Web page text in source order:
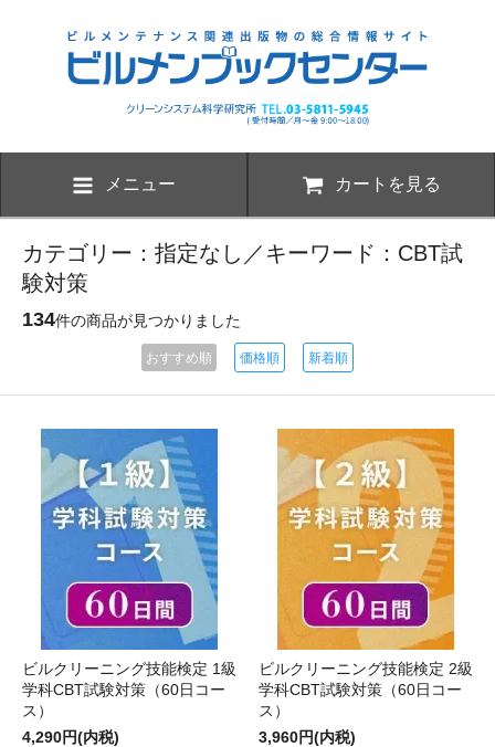
メニュー カートを見る
カテゴリー：指定なし／キーワード：CBT試
験対策
134件の商品が見つかりました
おすすめ順 価格順 新着順
ビルクリーニング技能検定 1級
学科CBT試験対策（60日コー
ス）
4,290円(内税)
ビルクリーニング技能検定 2級
学科CBT試験対策（60日コー
ス）
3,960円(内税)